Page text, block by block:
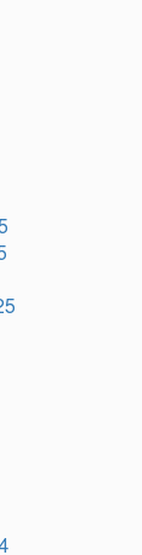
ইসলাম (সুমন)
মুখোমুখি